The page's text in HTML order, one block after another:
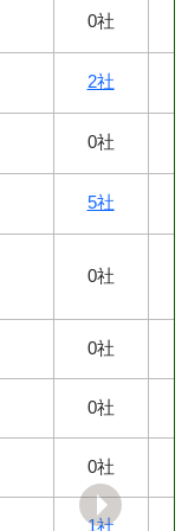
0社
2社
0社
5社
0社
0社
0社
0社
1社